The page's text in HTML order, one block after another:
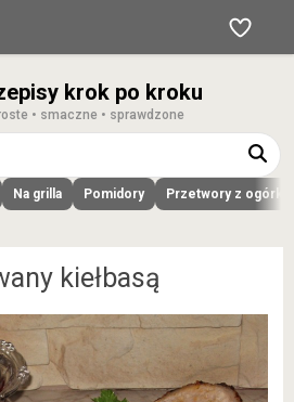
krok po kroku
• smaczne • sprawdzone
Na grilla Pomidory Przetwory z
kiełbasą